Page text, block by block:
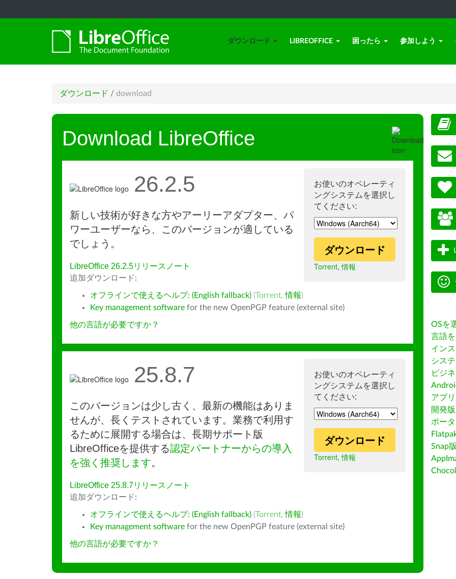
ダウンロード LIBREOFFICE 困ったら 参加しよう
ダウンロード / download
Download LibreOffice
お使いのオペレーティ
ングシステムを選択し
てください:
ダウンロード
Torrent,情報
26.2.5
新しい技術が好きな方やアーリーアダプター、パ
ワーユーザーなら、このバージョンが適している
でしょう。
LibreOffice 26.2.5リリースノート
追加ダウンロード:
オフラインで使えるヘルプ: (English fallback) (Torrent,情報)
Key management software for the new OpenPGP feature (external site)
他の言語が必要ですか？
お使いのオペレーティ
ングシステムを選択し
てください:
ダウンロード
Torrent,情報
25.8.7
このバージョンは少し古く、最新の機能はありま
せんが、長くテストされています。業務で利用す
るために展開する場合は、長期サポート版
LibreOfficeを提供する認定パートナーからの導入
を強く推奨します。
LibreOffice 25.8.7リリースノート
追加ダウンロード:
オフラインで使えるヘルプ: (English fallback) (Torrent,情報)
Key management software for the new OpenPGP feature (external site)
他の言語が必要ですか？
OSを
言語
イン
シス
ビジ
アプ
開発版
ポー
Snap版